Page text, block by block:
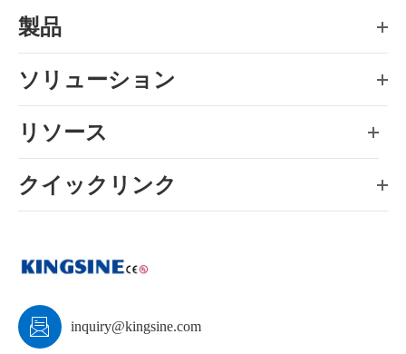
製品
ソリューション
リソース
クイックリンク
 inquiry@kingsine.com